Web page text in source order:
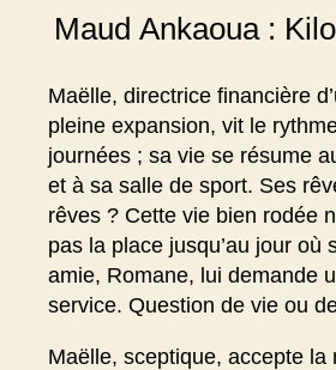
Maud Ankaoua :
Maëlle, directrice financière
pleine expansion, vit le
journées ; sa vie se résume
et à sa salle de sport. Ses
rêves ? Cette vie bien rodée
pas la place jusqu’au jour où
amie, Romane, lui demande
service. Question de vie ou
Maëlle, sceptique, accepte la